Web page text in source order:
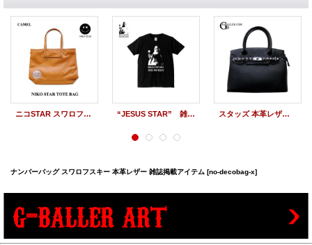
ニコSTAR スワロフスキー トートバッグ 雑誌掲載アイテム “JESUS STAR” 雑誌掲載アイテム スタッズ 本革レザーバッグ
ナンバーバッグ スワロフスキー 本革レザー 雑誌掲載アイテム [no-decobag-x]